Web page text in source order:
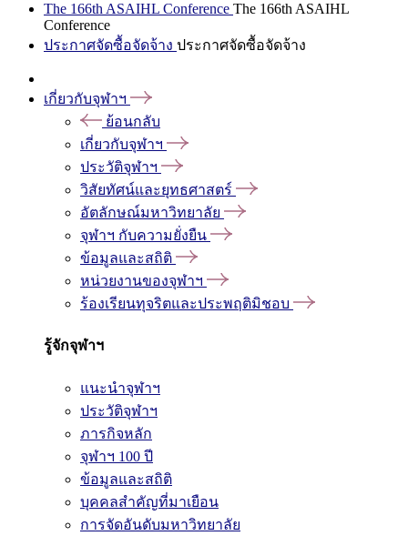
The 166th ASAIHL Conference The 166th ASAIHL
Conference
ประกาศจัดซื้อจัดจ้าง ประกาศจัดซื้อจัดจ้าง
เกี่ยวกับจุฬาฯ
ย้อนกลับ
เกี่ยวกับจุฬาฯ
ประวัติจุฬาฯ
วิสัยทัศน์และยุทธศาสตร์
อัตลักษณ์มหาวิทยาลัย
จุฬาฯ กับความยั่งยืน
ข้อมูลและสถิติ
หน่วยงานของจุฬาฯ
ร้องเรียนทุจริตและประพฤติมิชอบ
รู้จักจุฬาฯ
แนะนำจุฬาฯ
ประวัติจุฬาฯ
ภารกิจหลัก
จุฬาฯ 100 ปี
ข้อมูลและสถิติ
บุคคลสำคัญที่มาเยือน
การจัดอันดับมหาวิทยาลัย